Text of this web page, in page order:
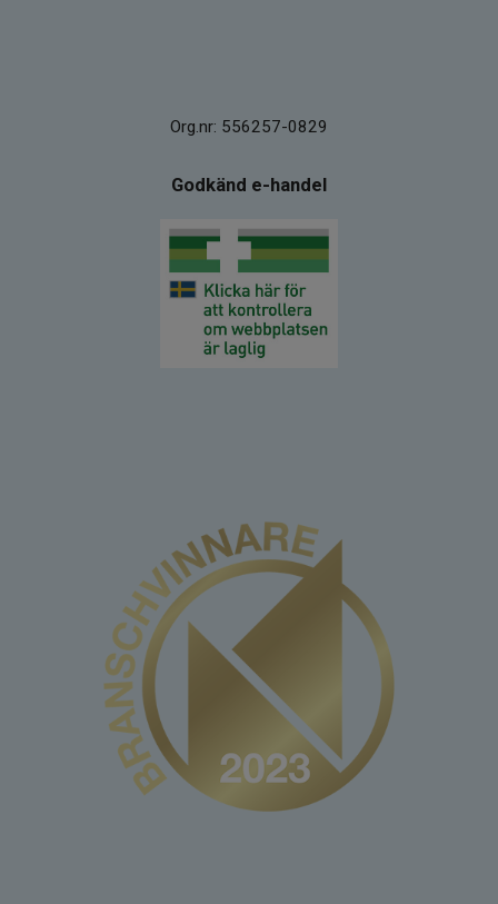
Org.nr: 556257-0829
Godkänd e-handel